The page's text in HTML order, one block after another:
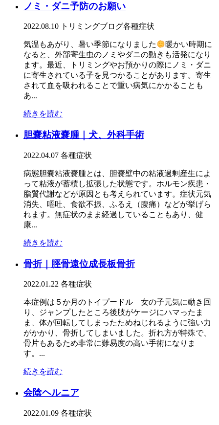
ノミ・ダニ予防のお願い
2022.08.10 トリミングブログ各種症状
気温もあがり、暑い季節になりました
暖かい時期に
なると、外部寄生虫のノミやダニの動きも活発になり
ます。最近、トリミングやお預かりの際にノミ・ダニ
に寄生されている子を見つかることがあります。寄生
されて血を吸われることで重い病気にかかることも
あ...
続きを読む
胆嚢粘液嚢腫｜犬、外科手術
2022.04.07 各種症状
病態胆嚢粘液嚢腫とは、胆嚢壁中の粘液過剰産生によ
って粘液が蓄積し拡張した状態です。ホルモン疾患・
脂質代謝などが原因とも考えられています。症状元気
消失、嘔吐、食欲不振、ふるえ（腹痛）などが挙げら
れます。無症状のまま経過していることもあり、健
康...
続きを読む
骨折｜脛骨遠位成長板骨折
2022.01.22 各種症状
本症例は５か月のトイプードル 女の子元気に動き回
り、ジャンプしたところ後肢がケージにハマったま
ま、体が回転してしまったためねじれるように強い力
がかかり、骨折してしまいました。折れ方が特殊で、
骨片もあるため非常に難易度の高い手術になりま
す。...
続きを読む
会陰ヘルニア
2022.01.09 各種症状